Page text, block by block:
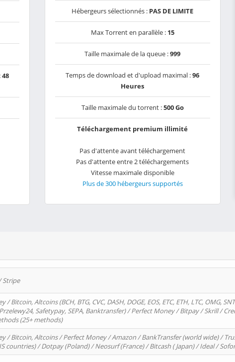
48
Hébergeurs sélectionnés : PAS DE LIMITE
Max Torrent en parallèle : 15
Taille maximale de la queue :999
Temps de download et d'upload maximal :96
Heures
Taille maximale du torrent :500 Go
Téléchargement premium illimité
Pas d'attente avant téléchargement
Pas d'attente entre 2 téléchargements
Vitesse maximale disponible
Plus de 300 hébergeurs supportés
Stripe
/ Bitcoin, Altcoins (BCH, BTG, CVC, DASH, DOGE, EOS, ETC, ETH, LTC, OMG,
Safetypay, SEPA, Banktransfer) / Perfect Money / Bitpay / Skrill /
(25+ methods)
/ Bitcoin, Altcoins / Perfect Money / Amazon / BankTransfer (world wide) /
countries) / Dotpay (Poland) / Neosurf (France) / Bitcash ( Japan) / Ideal /